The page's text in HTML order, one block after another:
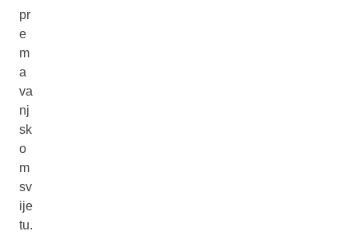
pr
e
m
a
va
nj
sk
o
m
sv
ije
tu.